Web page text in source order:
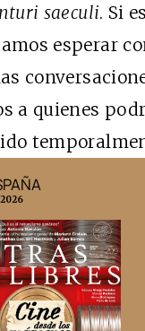
saeculi. Si
esperar
a quienes